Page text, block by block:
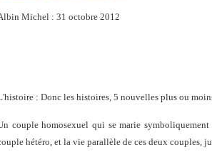
Michel : 31 octobre 2012
: Donc les histoires, 5 nouvelles plus ou
couple homosexuel qui se marie
hétéro, et la vie parallèle de ces deux couples,